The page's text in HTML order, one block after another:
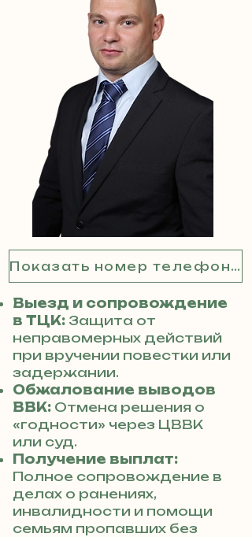
Показать номер телефона
Выезд и сопровождение
в ТЦК: Защита от
неправомерных действий
при вручении повестки или
задержании.
Обжалование выводов
ВВК: Отмена решения о
«годности» через ЦВВК
или суд.
Получение выплат:
Полное сопровождение в
делах о ранениях,
инвалидности и помощи
семьям пропавших без